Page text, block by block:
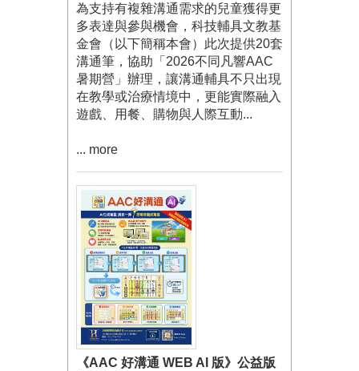
為支持有複雜溝通需求的兒童獲得更
多表達與參與機會，科技輔具文教基
金會（以下簡稱本會）此次提供20套
溝通筆，協助「2026不同凡響AAC
暑期營」辦理，讓溝通輔具不只出現
在教學或治療情境中，更能實際融入
遊戲、用餐、購物與人際互動...
... more
《AAC 好溝通 WEB AI 版》公益版